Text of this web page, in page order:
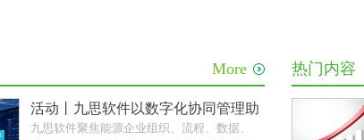
More
活动丨九思软件以数字化协同管理助力能源企业转型
九思软件聚焦能源企业组织、流程、数据、
热门内容